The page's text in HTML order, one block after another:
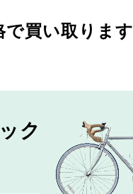
で買い取ります
ク